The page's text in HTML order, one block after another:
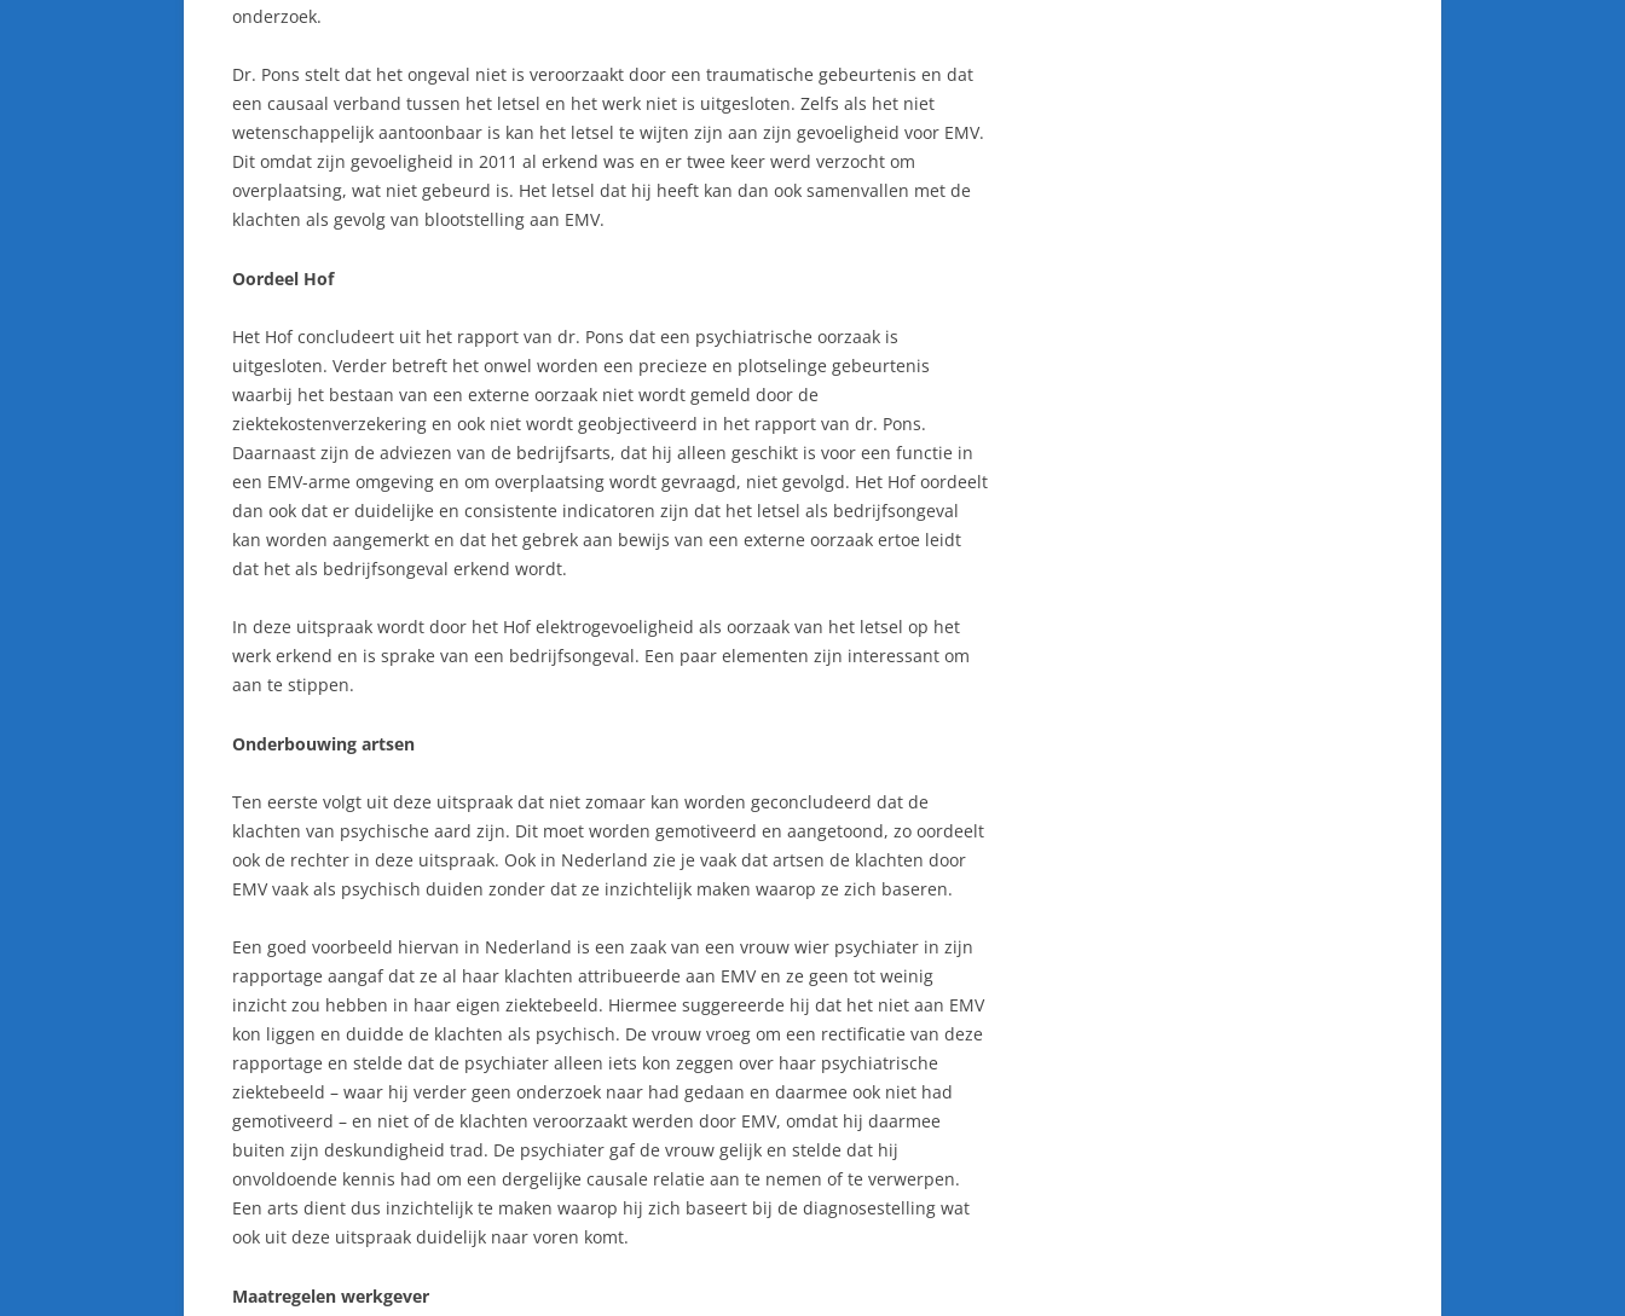
onderzoek.
Dr. Pons stelt dat het ongeval niet is veroorzaakt door een traumatische gebeurtenis en dat
een causaal verband tussen het letsel en het werk niet is uitgesloten. Zelfs als het niet
wetenschappelijk aantoonbaar is kan het letsel te wijten zijn aan zijn gevoeligheid voor EMV.
Dit omdat zijn gevoeligheid in 2011 al erkend was en er twee keer werd verzocht om
overplaatsing, wat niet gebeurd is. Het letsel dat hij heeft kan dan ook samenvallen met de
klachten als gevolg van blootstelling aan EMV.
Oordeel Hof
Het Hof concludeert uit het rapport van dr. Pons dat een psychiatrische oorzaak is
uitgesloten. Verder betreft het onwel worden een precieze en plotselinge gebeurtenis
waarbij het bestaan van een externe oorzaak niet wordt gemeld door de
ziektekostenverzekering en ook niet wordt geobjectiveerd in het rapport van dr. Pons.
Daarnaast zijn de adviezen van de bedrijfsarts, dat hij alleen geschikt is voor een functie in
een EMV-arme omgeving en om overplaatsing wordt gevraagd, niet gevolgd. Het Hof oordeelt
dan ook dat er duidelijke en consistente indicatoren zijn dat het letsel als bedrijfsongeval
kan worden aangemerkt en dat het gebrek aan bewijs van een externe oorzaak ertoe leidt
dat het als bedrijfsongeval erkend wordt.
In deze uitspraak wordt door het Hof elektrogevoeligheid als oorzaak van het letsel op het
werk erkend en is sprake van een bedrijfsongeval. Een paar elementen zijn interessant om
aan te stippen.
Onderbouwing artsen
Ten eerste volgt uit deze uitspraak dat niet zomaar kan worden geconcludeerd dat de
klachten van psychische aard zijn. Dit moet worden gemotiveerd en aangetoond, zo oordeelt
ook de rechter in deze uitspraak. Ook in Nederland zie je vaak dat artsen de klachten door
EMV vaak als psychisch duiden zonder dat ze inzichtelijk maken waarop ze zich baseren.
Een goed voorbeeld hiervan in Nederland is een zaak van een vrouw wier psychiater in zijn
rapportage aangaf dat ze al haar klachten attribueerde aan EMV en ze geen tot weinig
inzicht zou hebben in haar eigen ziektebeeld. Hiermee suggereerde hij dat het niet aan EMV
kon liggen en duidde de klachten als psychisch. De vrouw vroeg om een rectificatie van deze
rapportage en stelde dat de psychiater alleen iets kon zeggen over haar psychiatrische
ziektebeeld – waar hij verder geen onderzoek naar had gedaan en daarmee ook niet had
gemotiveerd – en niet of de klachten veroorzaakt werden door EMV, omdat hij daarmee
buiten zijn deskundigheid trad. De psychiater gaf de vrouw gelijk en stelde dat hij
onvoldoende kennis had om een dergelijke causale relatie aan te nemen of te verwerpen.
Een arts dient dus inzichtelijk te maken waarop hij zich baseert bij de diagnosestelling wat
ook uit deze uitspraak duidelijk naar voren komt.
Maatregelen werkgever